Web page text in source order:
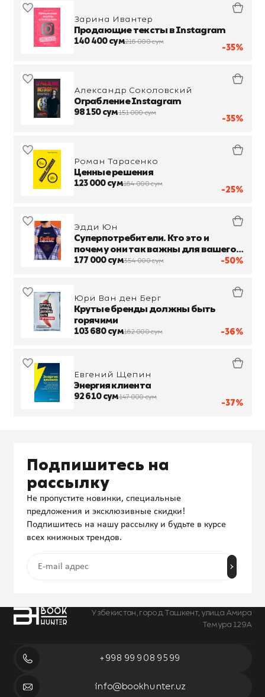
-35%
Зарина Ивантер
Продающие тексты в Instagram
140 400 сум216 000 сум
-35%
Александр Соколовский
Ограбление Instagram
98 150 сум151 000 сум
-25%
Роман Тарасенко
Ценные решения
123 000 сум164 000 сум
-50%
Эдди Юн
Суперпотребители. Кто это и
почему они так важны для вашего
бизнеса
177 000 сум354 000 сум
-36%
Юри Ван ден Берг
Крутые бренды должны быть
горячими
103 680 сум162 000 сум
-37%
Евгений Щепин
Энергия клиента
92 610 сум147 000 сум
Узбекистан, город Ташкент, улица Амира
Темура 129А
+998 99 908 95 99
info@bookhunter.uz
Подпишитесь на
рассылку
Не пропустите новинки, специальные
предложения и эксклюзивные скидки!
Подпишитесь на нашу рассылку и будьте в курсе
всех книжных трендов.